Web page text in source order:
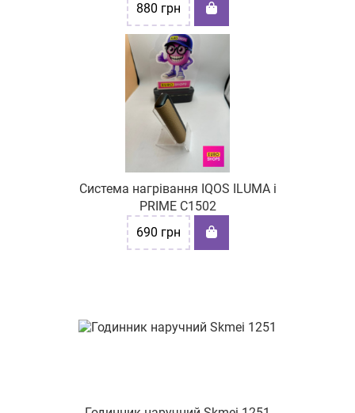
880 грн
Система нагрівання IQOS ILUMA i
PRIME C1502
690 грн